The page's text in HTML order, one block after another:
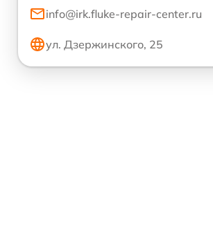
info@irk.fluke-repair-center.ru
ул. Дзержинского, 25